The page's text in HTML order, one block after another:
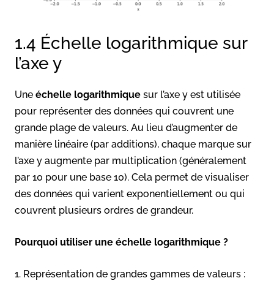
1.4 Échelle logarithmique sur
l’axe y
Une échelle logarithmique sur l’axe y est utilisée
pour représenter des données qui couvrent une
grande plage de valeurs. Au lieu d’augmenter de
manière linéaire (par additions), chaque marque sur
l’axe y augmente par multiplication (généralement
par 10 pour une base 10). Cela permet de visualiser
des données qui varient exponentiellement ou qui
couvrent plusieurs ordres de grandeur.
Pourquoi utiliser une échelle logarithmique ?
1. Représentation de grandes gammes de valeurs :